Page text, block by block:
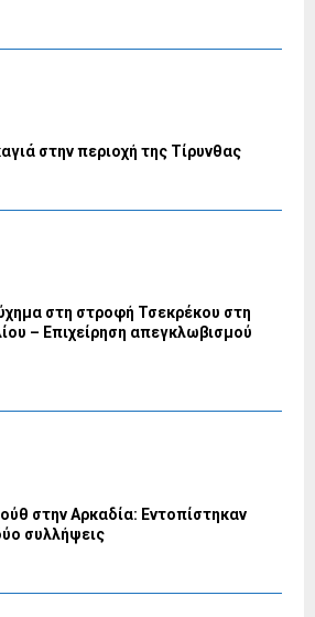
στην περιοχή της Τίρυνθας
στη στροφή Τσεκρέκου στη
– Επιχείρηση απεγκλωβισμού
στην Αρκαδία: Εντοπίστηκαν
συλλήψεις